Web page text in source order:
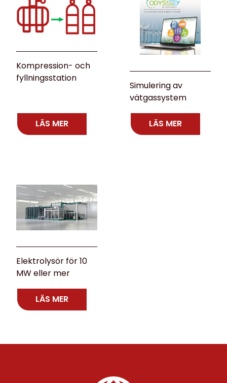
Kompression- och
fyllningsstation
LÄS MER
Simulering av
vätgassystem
LÄS MER
Elektrolysör för 10
MW eller mer
LÄS MER